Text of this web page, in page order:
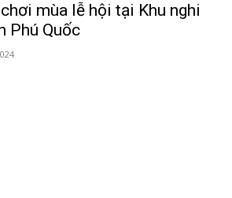
mùa lễ hội tại Khu nghi
Phú Quốc